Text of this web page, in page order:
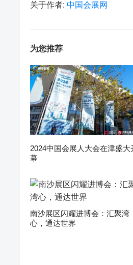
关于作者: 中国会展网
为您推荐
2024中国会展人大会在津盛大
幕
南沙展区闪耀进博会：汇聚湾
心，通达世界